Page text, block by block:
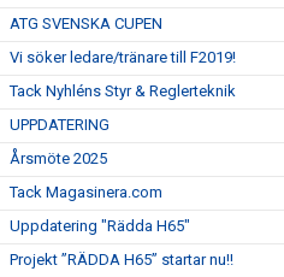
ATG SVENSKA CUPEN
Vi söker ledare/tränare till F2019!
Tack Nyhléns Styr & Reglerteknik
UPPDATERING
Årsmöte 2025
Tack Magasinera.com
Uppdatering "Rädda H65"
Projekt ”RÄDDA H65” startar nu!!